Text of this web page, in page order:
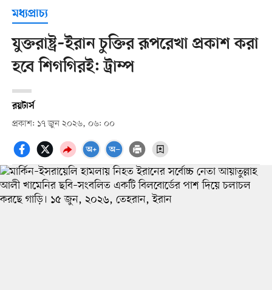
মধ্যপ্রাচ্য
যুক্তরাষ্ট্র–ইরান চুক্তির রূপরেখা প্রকাশ করা
হবে শিগগিরই: ট্রাম্প
রয়টার্স
প্রকাশ: ১৭ জুন ২০২৬, ০৬: ০০